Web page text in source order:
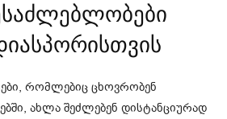
რომლებიც ცხოვრობენ
ახლა შეძლებენ დისტანციურად